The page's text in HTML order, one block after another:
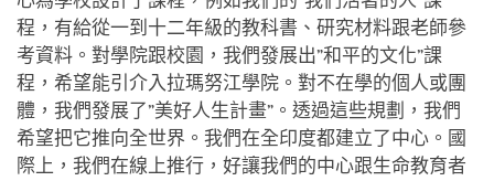
程，有給從一到十二年級的教科書、研究材料跟老師參
考資料。對學院跟校園，我們發展出”和平的文化”課
程，希望能引介入拉瑪努江學院。對不在學的個人或團
體，我們發展了”美好人生計畫”。透過這些規劃，我們
希望把它推向全世界。我們在全印度都建立了中心。國
際上，我們在線上推行，好讓我們的中心跟生命教育者